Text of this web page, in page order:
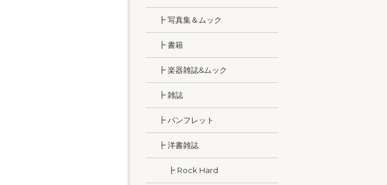
┣ 写真集＆ムック
┣ 書籍
┣ 楽器雑誌&ムック
┣ 雑誌
┣ パンフレット
┣ 洋書雑誌
┣ Rock Hard